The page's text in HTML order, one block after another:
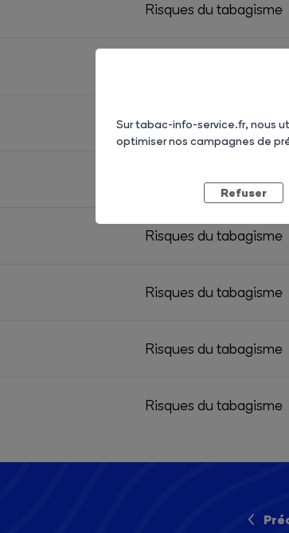
Risques du tabagisme
Risques du tabagisme
Risques du tabagisme
Risques du tabagisme
Risques du tabagisme
Risques du tabagisme
Risques du tabagisme
Sur tabac-info-service.fr, nous
optimiser nos campagnes de
Refuser